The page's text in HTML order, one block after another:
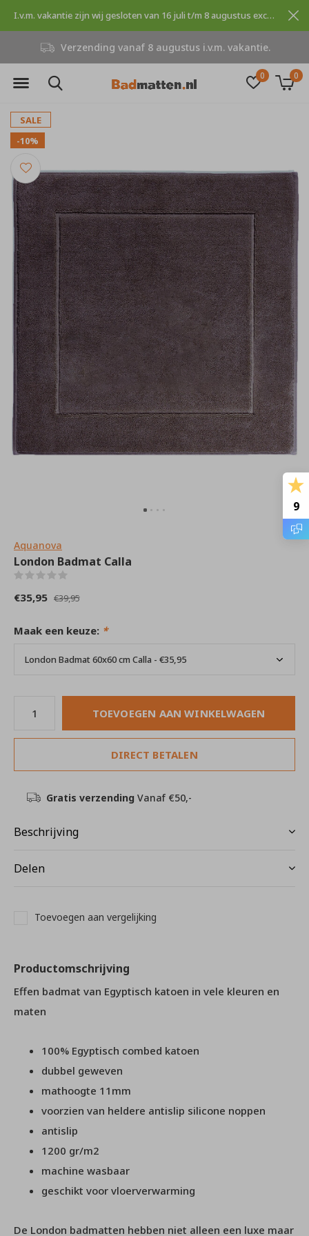
0 0
Verzending vanaf 8 augustus i.v.m. vakantie.
I.v.m. vakantie zijn wij gesloten van 16 juli t/m 8 augustus excuses voor dit ongemak.
SALE
-10%
Aquanova
London Badmat Calla
€35,95 €39,95
Maak een keuze: *
TOEVOEGEN AAN WINKELWAGEN
DIRECT BETALEN
Gratis verzending Vanaf €50,-
Beschrijving
Delen
Toevoegen aan vergelijking
Productomschrijving
Effen badmat van Egyptisch katoen in vele kleuren en
maten
100% Egyptisch combed katoen
dubbel geweven
mathoogte 11mm
voorzien van heldere antislip silicone noppen
antislip
1200 gr/m2
machine wasbaar
geschikt voor vloerverwarming
De London badmatten hebben niet alleen een luxe maar
9